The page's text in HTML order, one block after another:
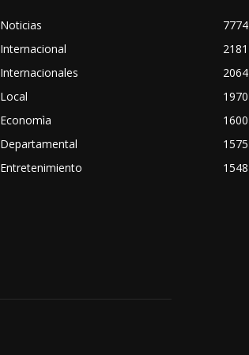
Noticias
7774
Internacional
2181
Internacionales
2064
Local
1970
Economìa
1600
Departamental
1575
Entretenimiento
1548